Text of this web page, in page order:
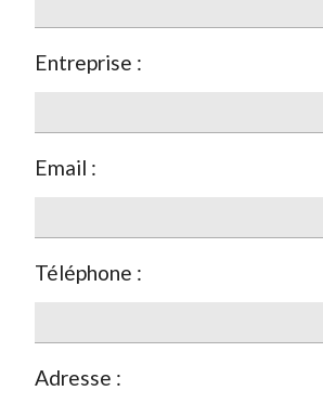
Entreprise :
Email :
Téléphone :
Adresse :